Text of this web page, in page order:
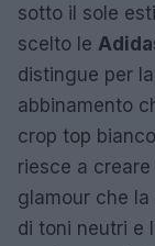
sotto il sole
scelto le
distingue per
abbinamento
crop top
riesce a
glamour che la
di toni neutri e